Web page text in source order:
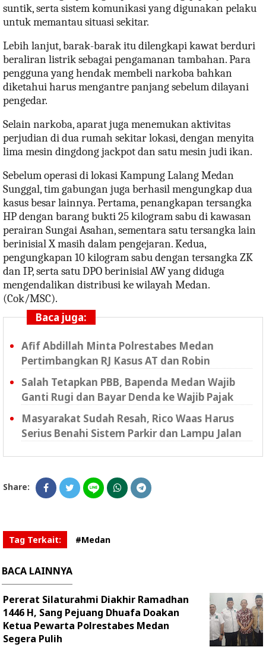
suntik, serta sistem komunikasi yang digunakan pelaku
untuk memantau situasi sekitar.
Lebih lanjut, barak-barak itu dilengkapi kawat berduri
beraliran listrik sebagai pengamanan tambahan. Para
pengguna yang hendak membeli narkoba bahkan
diketahui harus mengantre panjang sebelum dilayani
pengedar.
Selain narkoba, aparat juga menemukan aktivitas
perjudian di dua rumah sekitar lokasi, dengan menyita
lima mesin dingdong jackpot dan satu mesin judi ikan.
Sebelum operasi di lokasi Kampung Lalang Medan
Sunggal, tim gabungan juga berhasil mengungkap dua
kasus besar lainnya. Pertama, penangkapan tersangka
HP dengan barang bukti 25 kilogram sabu di kawasan
perairan Sungai Asahan, sementara satu tersangka lain
berinisial X masih dalam pengejaran. Kedua,
pengungkapan 10 kilogram sabu dengan tersangka ZK
dan IP, serta satu DPO berinisial AW yang diduga
mengendalikan distribusi ke wilayah Medan.
(Cok/MSC).
Baca juga:
Afif Abdillah Minta Polrestabes Medan
Pertimbangkan RJ Kasus AT dan Robin
Salah Tetapkan PBB, Bapenda Medan Wajib
Ganti Rugi dan Bayar Denda ke Wajib Pajak
Masyarakat Sudah Resah, Rico Waas Harus
Serius Benahi Sistem Parkir dan Lampu Jalan
Share:
Tag Terkait: #Medan
BACA LAINNYA
Pererat Silaturahmi Diakhir Ramadhan
1446 H, Sang Pejuang Dhuafa Doakan
Ketua Pewarta Polrestabes Medan
Segera Pulih